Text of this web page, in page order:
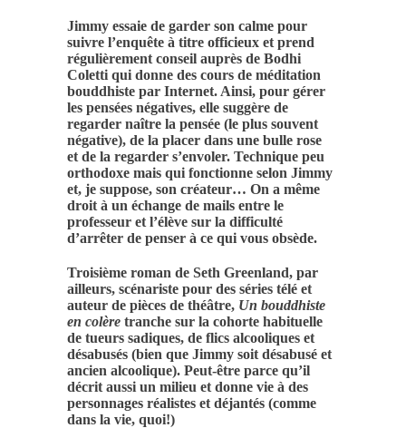
Jimmy essaie de garder son calme pour
suivre l’enquête à titre officieux et prend
régulièrement conseil auprès de Bodhi
Coletti qui donne des cours de méditation
bouddhiste par Internet. Ainsi, pour gérer
les pensées négatives, elle suggère de
regarder naître la pensée (le plus souvent
négative), de la placer dans une bulle rose
et de la regarder s’envoler. Technique peu
orthodoxe mais qui fonctionne selon Jimmy
et, je suppose, son créateur… On a même
droit à un échange de mails entre le
professeur et l’élève sur la difficulté
d’arrêter de penser à ce qui vous obsède.
Troisième roman de Seth Greenland, par
ailleurs, scénariste pour des séries télé et
auteur de pièces de théâtre, Un bouddhiste
en colère tranche sur la cohorte habituelle
de tueurs sadiques, de flics alcooliques et
désabusés (bien que Jimmy soit désabusé et
ancien alcoolique). Peut-être parce qu’il
décrit aussi un milieu et donne vie à des
personnages réalistes et déjantés (comme
dans la vie, quoi!)